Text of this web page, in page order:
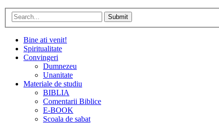
Submit
Bine ati venit!
Spiritualitate
Convingeri
Dumnezeu
Unanitate
Materiale de studiu
BIBLIA
Comentarii Biblice
E-BOOK
Scoala de sabat